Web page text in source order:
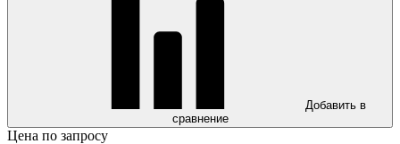
Добавить в
сравнение
Цена по запросу